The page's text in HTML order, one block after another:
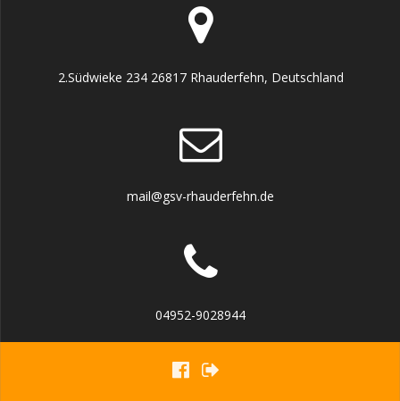
2.Südwieke 234 26817 Rhauderfehn, Deutschland
mail@gsv-rhauderfehn.de
04952-9028944